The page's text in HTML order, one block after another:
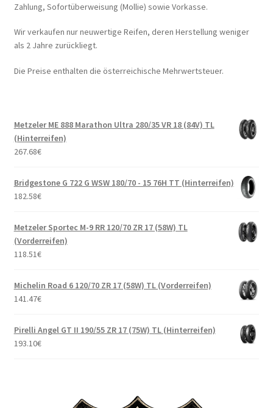
Zahlung, Sofortüberweisung (Mollie) sowie Vorkasse.
Wir verkaufen nur neuwertige Reifen, deren Herstellung weniger
als 2 Jahre zurückliegt.
Die Preise enthalten die österreichische Mehrwertsteuer.
Metzeler ME 888 Marathon Ultra 280/35 VR 18 (84V) TL
(Hinterreifen)
267.68€
Bridgestone G 722 G WSW 180/70 - 15 76H TT (Hinterreifen)
182.58€
Metzeler Sportec M-9 RR 120/70 ZR 17 (58W) TL
(Vorderreifen)
118.51€
Michelin Road 6 120/70 ZR 17 (58W) TL (Vorderreifen)
141.47€
Pirelli Angel GT II 190/55 ZR 17 (75W) TL (Hinterreifen)
193.10€